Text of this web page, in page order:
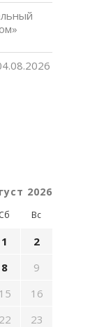
2026
Сб Вс
1
2
8
9
15
16
22
23